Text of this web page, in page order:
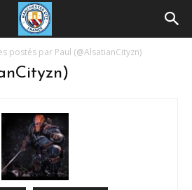
postés par Paul (@AlsatianCityzn)